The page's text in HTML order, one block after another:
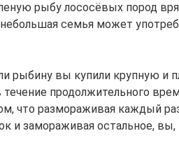
рыбу лососёвых пород
семья может
рыбину вы купили крупную и
продолжительного
что размораживая каждый
и замораживая остальное,